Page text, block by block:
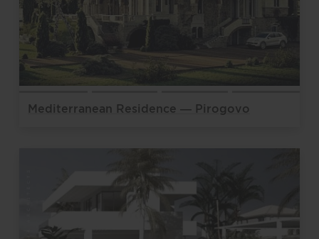
Mediterranean Residence — Pirogovo